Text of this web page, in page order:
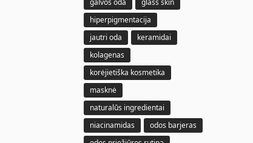
galvos oda
glass skin
hiperpigmentacija
jautri oda
keramidai
kolagenas
korėjietiška kosmetika
masknė
naturalūs ingredientai
niacinamidas
odos barjeras